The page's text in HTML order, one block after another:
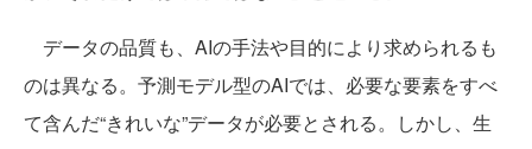
データの品質も、AIの手法や目的により求められるも
のは異なる。予測モデル型のAIでは、必要な要素をすべ
て含んだ“きれいな”データが必要とされる。しかし、生